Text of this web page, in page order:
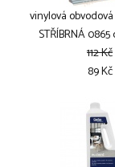
vinylová
STŘÍBRNÁ
112 Kč
89 Kč